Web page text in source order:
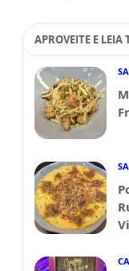
APROVEITE E LEIA